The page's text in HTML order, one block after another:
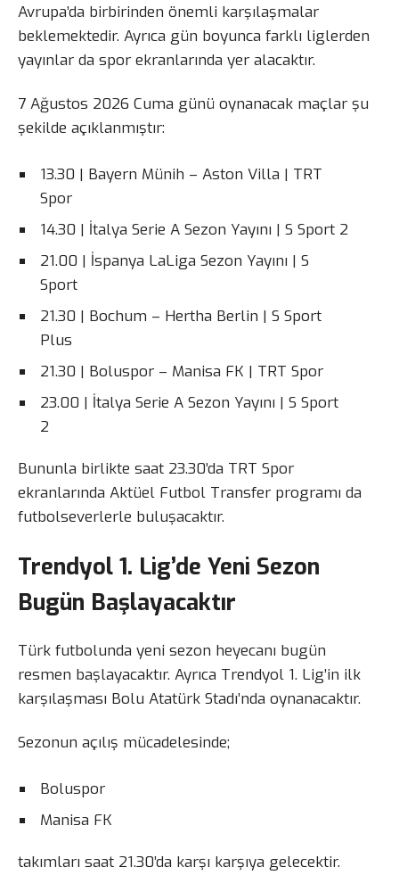
Avrupa’da birbirinden önemli karşılaşmalar
beklemektedir. Ayrıca gün boyunca farklı liglerden
yayınlar da spor ekranlarında yer alacaktır.
7 Ağustos 2026 Cuma günü oynanacak maçlar şu
şekilde açıklanmıştır:
13.30 | Bayern Münih – Aston Villa | TRT
Spor
14.30 | İtalya Serie A Sezon Yayını | S Sport 2
21.00 | İspanya LaLiga Sezon Yayını | S
Sport
21.30 | Bochum – Hertha Berlin | S Sport
Plus
21.30 | Boluspor – Manisa FK | TRT Spor
23.00 | İtalya Serie A Sezon Yayını | S Sport
2
Bununla birlikte saat 23.30’da TRT Spor
ekranlarında Aktüel Futbol Transfer programı da
futbolseverlerle buluşacaktır.
Trendyol 1. Lig’de Yeni Sezon
Bugün Başlayacaktır
Türk futbolunda yeni sezon heyecanı bugün
resmen başlayacaktır. Ayrıca Trendyol 1. Lig’in ilk
karşılaşması Bolu Atatürk Stadı’nda oynanacaktır.
Sezonun açılış mücadelesinde;
Boluspor
Manisa FK
takımları saat 21.30’da karşı karşıya gelecektir.